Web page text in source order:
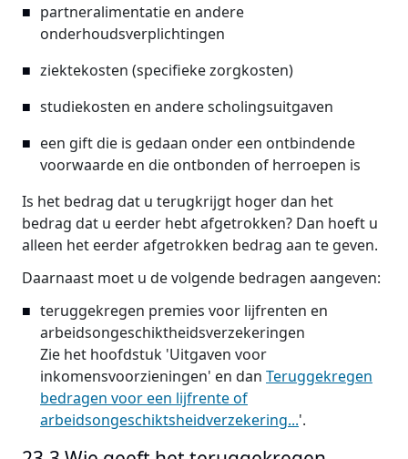
partneralimentatie en andere
onderhoudsverplichtingen
ziektekosten (specifieke zorgkosten)
studiekosten en andere scholingsuitgaven
een gift die is gedaan onder een ontbindende
voorwaarde en die ontbonden of herroepen is
Is het bedrag dat u terugkrijgt hoger dan het
bedrag dat u eerder hebt afgetrokken? Dan hoeft u
alleen het eerder afgetrokken bedrag aan te geven.
Daarnaast moet u de volgende bedragen aangeven:
teruggekregen premies voor lijfrenten en
arbeidsongeschiktheidsverzekeringen
Zie het hoofdstuk 'Uitgaven voor
inkomensvoorzieningen' en dan Teruggekregen
bedragen voor een lijfrente of
arbeidsongeschiktsheidverzekering...'.